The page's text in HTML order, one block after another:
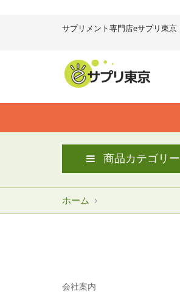
サプリメント専門店eサプリ東京
商品カテゴリー
ホーム
会社案内